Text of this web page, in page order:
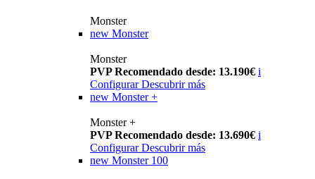
Monster
new Monster
Monster
PVP Recomendado desde: 13.190€ i
Configurar Descubrir más
new Monster +
Monster +
PVP Recomendado desde: 13.690€ i
Configurar Descubrir más
new Monster 100